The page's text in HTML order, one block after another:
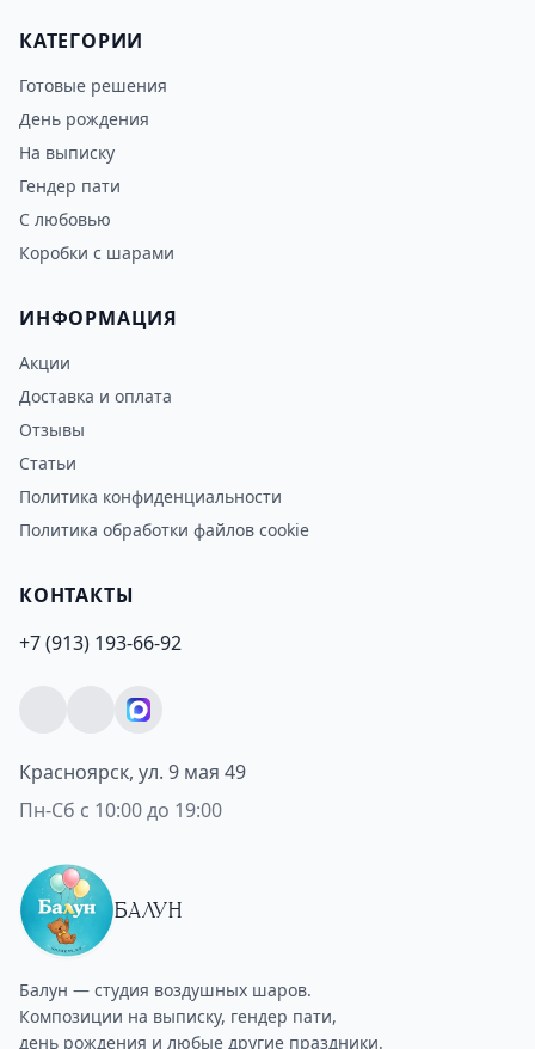
КАТЕГОРИИ
Готовые решения
День рождения
На выписку
Гендер пати
С любовью
Коробки с шарами
ИНФОРМАЦИЯ
Акции
Доставка и оплата
Отзывы
Статьи
Политика конфиденциальности
Политика обработки файлов cookie
КОНТАКТЫ
+7 (913) 193-66-92
Красноярск, ул. 9 мая 49
Пн-Сб с 10:00 до 19:00
БАЛУН
Балун — студия воздушных шаров.
Композиции на выписку, гендер пати,
день рождения и любые другие праздники.